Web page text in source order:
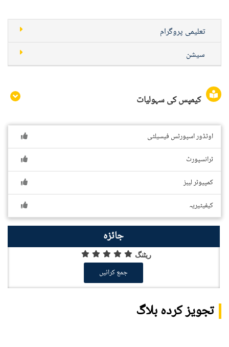
تعلیمی پروگرام
سیشن
کیمپس کی سہولیات
اوٹڈور اسپورٹس فیسیلٹی
ٹرانسپورٹ
کمپیوٹر لیبز
کیفیٹیریہ
جائزہ
ریٹنگ
جمع کرائیں
تجویز کردہ بلاگ